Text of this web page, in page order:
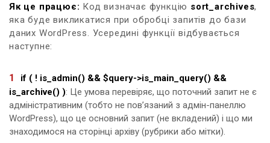
Як це працює: Код визначає функцію sort_archives,
яка буде викликатися при обробці запитів до бази
даних WordPress. Усередині функції відбувається
наступне:
if ( ! is_admin() && $query->is_main_query() &&
is_archive() ): Це умова перевіряє, що поточний запит не є
адміністративним (тобто не пов’язаний з адмін-панеллю
WordPress), що це основний запит (не вкладений) і що ми
знаходимося на сторінці архіву (рубрики або мітки).